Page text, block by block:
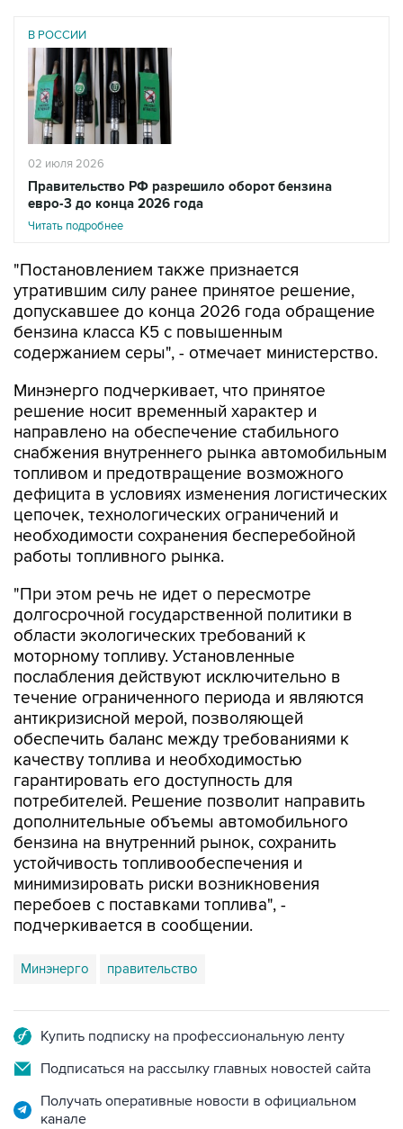
В РОССИИ
02 июля 2026
Правительство РФ разрешило оборот бензина
евро-3 до конца 2026 года
Читать подробнее
"Постановлением также признается
утратившим силу ранее принятое решение,
допускавшее до конца 2026 года обращение
бензина класса К5 с повышенным
содержанием серы", - отмечает министерство.
Минэнерго подчеркивает, что принятое
решение носит временный характер и
направлено на обеспечение стабильного
снабжения внутреннего рынка автомобильным
топливом и предотвращение возможного
дефицита в условиях изменения логистических
цепочек, технологических ограничений и
необходимости сохранения бесперебойной
работы топливного рынка.
"При этом речь не идет о пересмотре
долгосрочной государственной политики в
области экологических требований к
моторному топливу. Установленные
послабления действуют исключительно в
течение ограниченного периода и являются
антикризисной мерой, позволяющей
обеспечить баланс между требованиями к
качеству топлива и необходимостью
гарантировать его доступность для
потребителей. Решение позволит направить
дополнительные объемы автомобильного
бензина на внутренний рынок, сохранить
устойчивость топливообеспечения и
минимизировать риски возникновения
перебоев с поставками топлива", -
подчеркивается в сообщении.
Минэнерго правительство
Купить подписку на профессиональную ленту
Подписаться на рассылку главных новостей сайта
Получать оперативные новости в официальном
канале